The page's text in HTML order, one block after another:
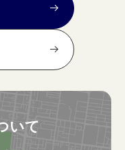
いて